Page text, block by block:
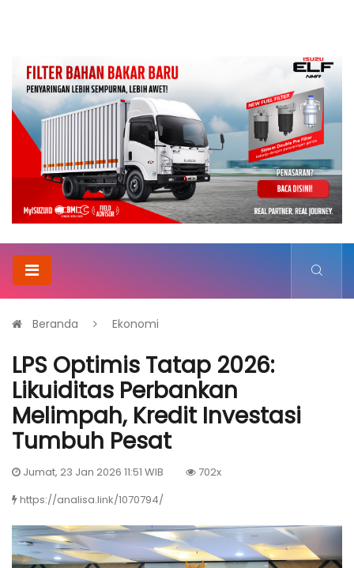
Beranda Ekonomi
LPS Optimis Tatap 2026:
Likuiditas Perbankan
Melimpah, Kredit Investasi
Tumbuh Pesat
Jumat, 23 Jan 2026 11:51 WIB
702x
https://analisa.link/1070794/